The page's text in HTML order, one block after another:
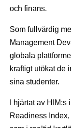
och finans.
Som fullvärdig
Management
globala
kraftigt utökat de
sina studenter.
I hjärtat av
Readiness